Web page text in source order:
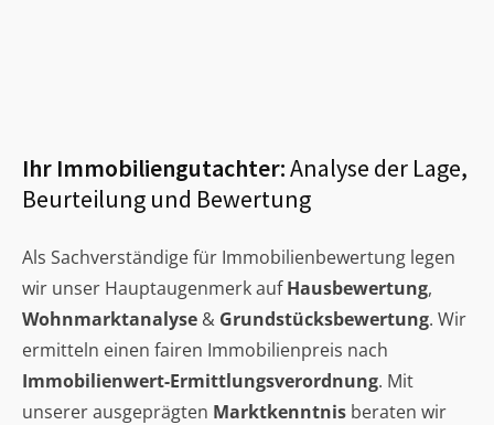
Ihr Immobiliengutachter:Analyse der Lage,
Beurteilung und Bewertung
Als Sachverständige für Immobilienbewertung legen
wir unser Hauptaugenmerk aufHausbewertung,
Wohnmarktanalyse & Grundstücksbewertung. Wir
ermitteln einen fairen Immobilienpreis nach
Immobilienwert-Ermittlungsverordnung. Mit
unserer ausgeprägten Marktkenntnis beraten wir